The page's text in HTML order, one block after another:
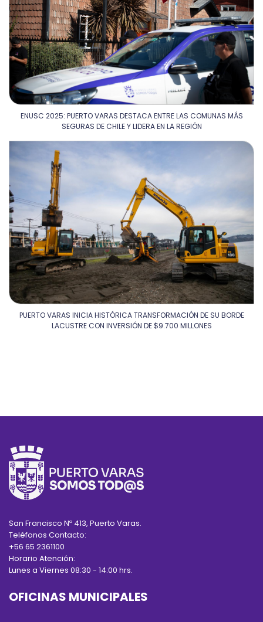
ENUSC 2025: PUERTO VARAS DESTACA ENTRE LAS COMUNAS MÁS
SEGURAS DE CHILE Y LIDERA EN LA REGIÓN
PUERTO VARAS INICIA HISTÓRICA TRANSFORMACIÓN DE SU BORDE
LACUSTRE CON INVERSIÓN DE $9.700 MILLONES
San Francisco Nº 413, Puerto Varas.
Teléfonos Contacto:
+56 65 2361100
Horario Atención:
Lunes a Viernes 08:30 - 14:00 hrs.
OFICINAS MUNICIPALES